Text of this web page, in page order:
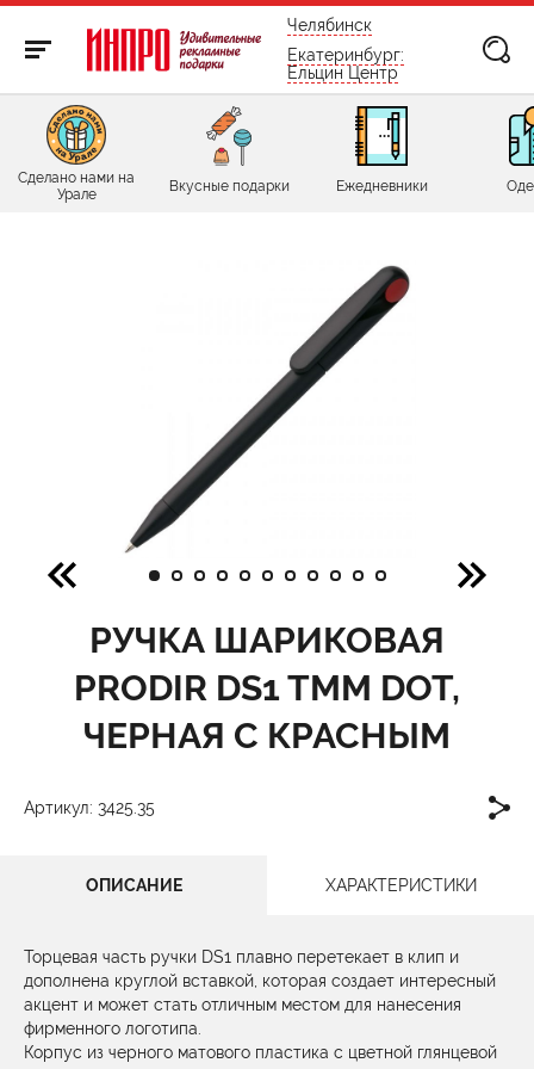
бесплатно по России
Челябинск
Екатеринбург:
Ельцин Центр
Сделано нами на
Урале
Вкусные подарки Ежедневники
РУЧКА ШАРИКОВАЯ
PRODIR DS1 TMM DOT,
ЧЕРНАЯ С КРАСНЫМ
Артикул: 3425.35
ОПИСАНИЕ ХАРАКТЕРИСТИКИ
Торцевая часть ручки DS1 плавно перетекает в клип и
дополнена круглой вставкой, которая создает интересный
акцент и может стать отличным местом для нанесения
фирменного логотипа.
Корпус из черного матового пластика с цветной глянцевой